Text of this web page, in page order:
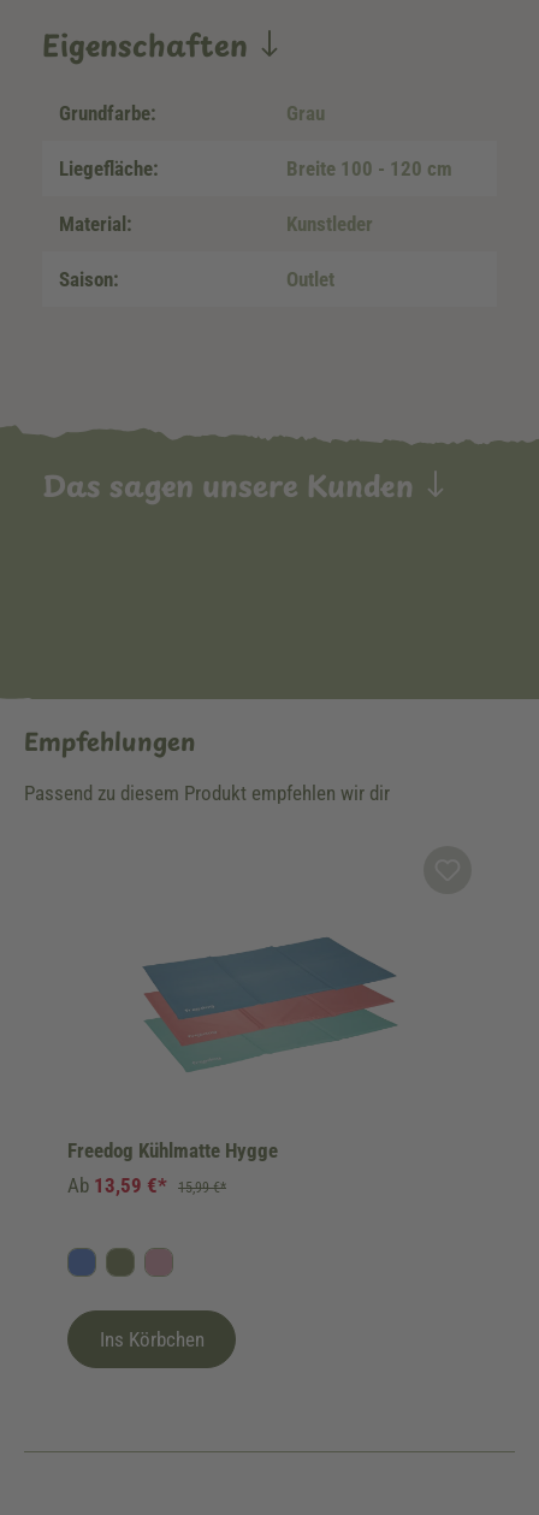
Eigenschaften
Grundfarbe: Grau
Liegefläche: Breite 100 - 120 cm
Material: Kunstleder
Saison: Outlet
Das sagen unsere Kunden
Empfehlungen
Passend zu diesem Produkt empfehlen wir dir
Freedog Kühlmatte Hygge
BlauGrünAltrosa
Ab 13,59 €* 15,99 €*
Ins Körbchen